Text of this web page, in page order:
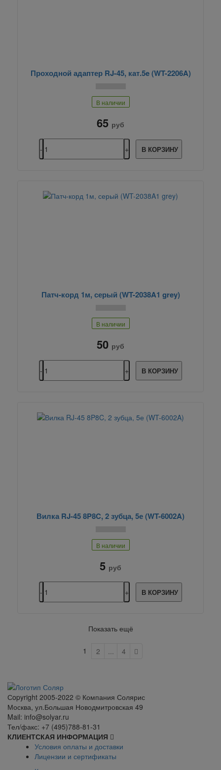
Проходной адаптер RJ-45, кат.5e (WT-2206A)
В наличии
65 руб
В КОРЗИНУ
Патч-корд 1м, серый (WT-2038A1 grey)
В наличии
50 руб
В КОРЗИНУ
Вилка RJ-45 8P8C, 2 зубца, 5е (WT-6002A)
В наличии
5 руб
В КОРЗИНУ
Показать ещё
1 2 ... 4
Сopyright 2005-2022 © Компания Солярис
Москва, ул.Большая Новодмитровская 49
Mail: info@solyar.ru
Тел/факс: +7 (495)788-81-31
КЛИЕНТСКАЯ ИНФОРМАЦИЯ
Условия оплаты и доставки
Лицензии и сертификаты